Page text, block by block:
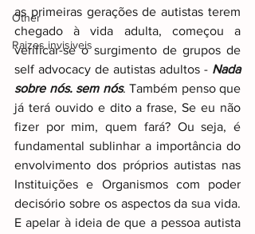
Other
Raizes invisiveis
as primeiras gerações de autistas terem
chegado à vida adulta, começou a
verificar-se o surgimento de grupos de
self advocacy de autistas adultos - Nada
sobre nós. sem nós. Também penso que
já terá ouvido e dito a frase, Se eu não
fizer por mim, quem fará? Ou seja, é
fundamental sublinhar a importância do
envolvimento dos próprios autistas nas
Instituições e Organismos com poder
decisório sobre os aspectos da sua vida.
E apelar à ideia de que a pessoa autista